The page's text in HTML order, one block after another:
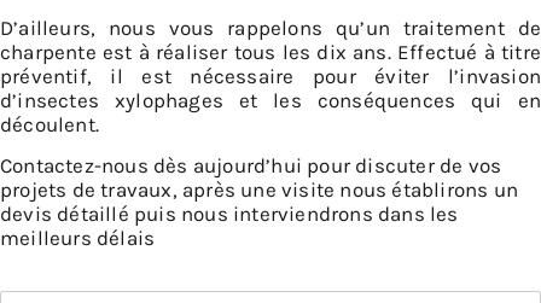
D’ailleurs, nous vous rappelons qu’un traitement de
charpente est à réaliser tous les dix ans. Effectué à titre
préventif, il est nécessaire pour éviter l’invasion
d’insectes xylophages et les conséquences qui en
découlent.
Contactez-nous dès aujourd’hui pour discuter de vos
projets de travaux, après une visite nous établirons un
devis détaillé puis nous interviendrons dans les
meilleurs délais